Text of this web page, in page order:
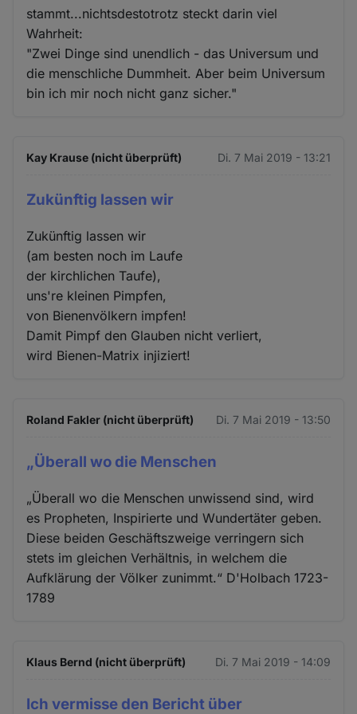
stammt...nichtsdestotrotz steckt darin viel
Wahrheit:
"Zwei Dinge sind unendlich - das Universum und
die menschliche Dummheit. Aber beim Universum
bin ich mir noch nicht ganz sicher."
Kay Krause (nicht überprüft) Di. 7 Mai 2019 - 13:21
Zukünftig lassen wir
Zukünftig lassen wir
(am besten noch im Laufe
der kirchlichen Taufe),
uns're kleinen Pimpfen,
von Bienenvölkern impfen!
Damit Pimpf den Glauben nicht verliert,
wird Bienen-Matrix injiziert!
Roland Fakler (nicht überprüft) Di. 7 Mai 2019 - 13:50
„Überall wo die Menschen
„Überall wo die Menschen unwissend sind, wird
es Propheten, Inspirierte und Wundertäter geben.
Diese beiden Geschäftszweige verringern sich
stets im gleichen Verhältnis, in welchem die
Aufklärung der Völker zunimmt.“ D'Holbach 1723-
1789
Klaus Bernd (nicht überprüft) Di. 7 Mai 2019 - 14:09
Ich vermisse den Bericht über